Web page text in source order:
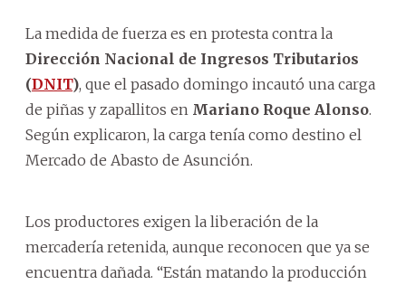
La medida de fuerza es en protesta contra la
Dirección Nacional de Ingresos Tributarios
(DNIT), que el pasado domingo incautó una carga
de piñas y zapallitos en Mariano Roque Alonso.
Según explicaron, la carga tenía como destino el
Mercado de Abasto de Asunción.
Los productores exigen la liberación de la
mercadería retenida, aunque reconocen que ya se
encuentra dañada. “Están matando la producción